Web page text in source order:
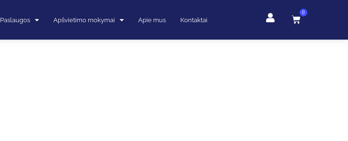
Paslaugos Apšvietimo mokymai Apie mus Kontaktai
0